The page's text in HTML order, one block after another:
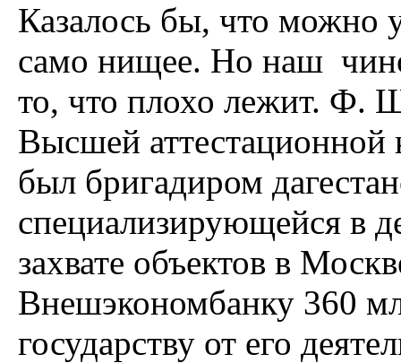
Казалось бы, что можно
само нищее. Но наш
то, что плохо лежит. Ф.
Высшей аттестационной
был бригадиром
специализирующейся в
захвате объектов в
Внешэкономбанку 360
государству от его